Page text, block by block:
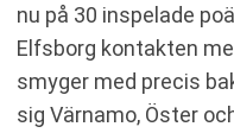
nu på 30 inspelade
Elfsborg kontakten
smyger med precis
sig Värnamo, Öster